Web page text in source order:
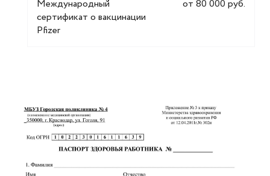
Международный
сертификат о вакцинации
Pfizer
от 80 000 руб.